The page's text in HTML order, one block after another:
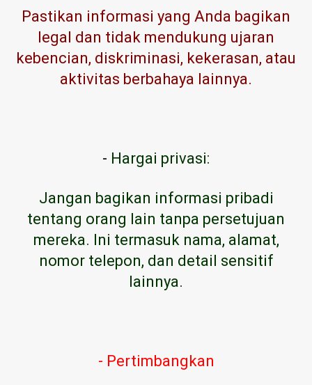
Pastikan informasi yang Anda bagikan
legal dan tidak mendukung ujaran
kebencian, diskriminasi, kekerasan, atau
aktivitas berbahaya lainnya.
- Hargai privasi:
Jangan bagikan informasi pribadi
tentang orang lain tanpa persetujuan
mereka. Ini termasuk nama, alamat,
nomor telepon, dan detail sensitif
lainnya.
- Pertimbangkan